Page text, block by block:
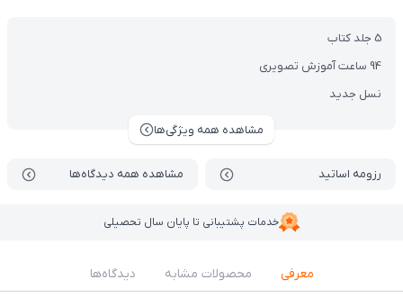
5 جلد کتاب
94 ساعت آموزش تصویری
نسل جدید
مشاهده همه ویژگی‌ها
رزومه اساتید مشاهده همه دیدگاه‌ها
خدمات پشتیبانی تا پایان سال تحصیلی
معرفی محصولات مشابه دیدگاه‌ها